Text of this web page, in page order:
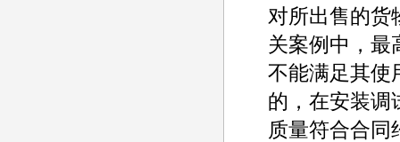
对所出售的货
关案例中，最
不能满足其使
的，在安装调
质量符合合同